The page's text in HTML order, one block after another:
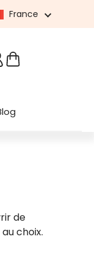
France
avez 0 articles
de
choix.